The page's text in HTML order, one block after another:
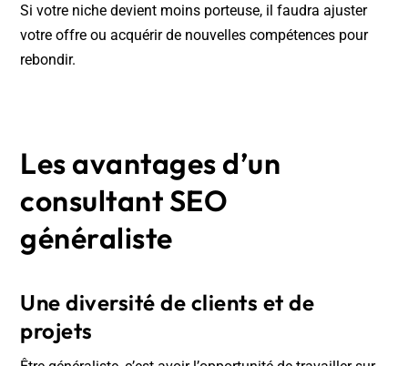
Si votre niche devient moins porteuse, il faudra ajuster
votre offre ou acquérir de nouvelles compétences pour
rebondir.
Les avantages d’un
consultant SEO
généraliste
Une diversité de clients et de
projets